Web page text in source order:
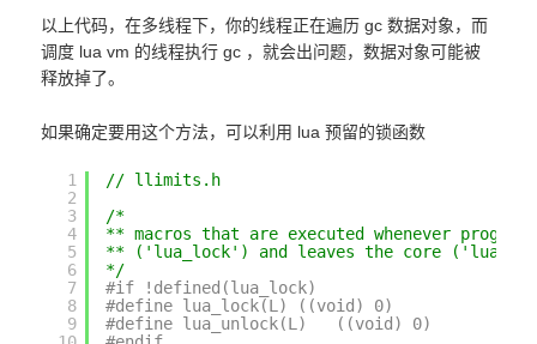
以上代码，在多线程下，你的线程正在遍历 gc 数据对象，而
调度 lua vm 的线程执行 gc ，就会出问题，数据对象可能被
释放掉了。
如果确定要用这个方法，可以利用 lua 预留的锁函数
1
2
3
4
5
6
7
8
9
// llimits.h
/*
** macros that are executed whenever
** ('lua_lock') and leaves the core
*/
#if !defined(lua_lock)
#define lua_lock(L) ((void) 0)
#define lua_unlock(L)   ((void) 0)